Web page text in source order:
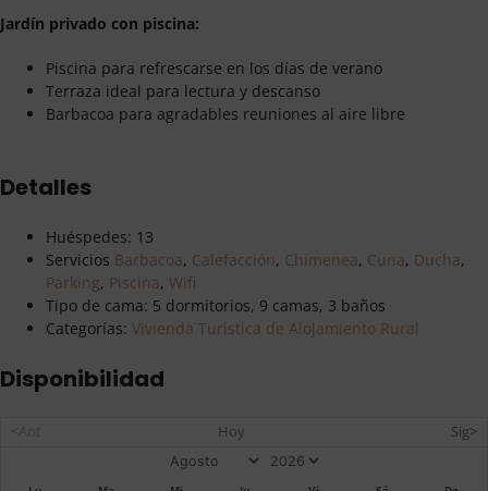
Jardín privado con piscina:
Piscina para refrescarse en los días de verano
Terraza ideal para lectura y descanso
Barbacoa para agradables reuniones al aire libre
Detalles
Huéspedes: 13
Servicios Barbacoa, Calefacción, Chimenea, Cuna, Ducha,
Parking, Piscina, Wifi
Tipo de cama: 5 dormitorios, 9 camas, 3 baños
Categorías: Vivienda Turistica de Alojamiento Rural
Disponibilidad
<Ant Hoy Sig>